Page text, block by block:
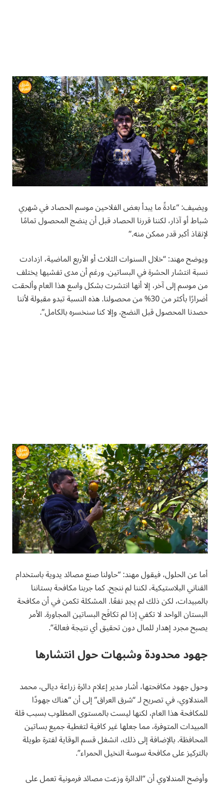
ويضيف: “عادةً ما يبدأ بعض الفلاحين موسم الحصاد في شهري
شباط أو آذار، لكننا قررنا الحصاد قبل أن ينضج المحصول تمامًا
لإنقاذ أكبر قدر ممكن منه.”
ويوضح مهند: “خلال السنوات الثلاث أو الأربع الماضية، ازدادت
نسبة انتشار الحشرة في البساتين. ورغم أن مدى تفشيها يختلف
من موسم إلى آخر، إلا أنها انتشرت بشكل واسع هذا العام وألحقت
أضرارًا بأكثر من 30% من محصولنا. هذه النسبة تبدو مقبولة لأننا
حصدنا المحصول قبل النضج، وإلا كنا سنخسره بالكامل”.
أما عن الحلول، فيقول مهند: “حاولنا صنع مصائد يدوية باستخدام
القناني البلاستيكية، لكننا لم ننجح. كما جربنا مكافحة بستاننا
بالمبيدات، لكن ذلك لم يجدِ نفعًا. المشكلة تكمن في أن مكافحة
البستان الواحد لا تكفي إذا لم تكافَح البساتين المجاورة. الأمر
يصبح مجرد إهدار للمال دون تحقيق أي نتيجة فعالة”.
جهود محدودة وشبهات حول انتشارها
وحول جهود مكافحتها، أشار مدير إعلام دائرة زراعة ديالى، محمد
المندلاوي، في تصريح لـ “شرق العراق” إلى أن “هناك جهودًا
للمكافحة هذا العام، لكنها ليست بالمستوى المطلوب بسبب قلة
المبيدات المتوفرة، مما جعلها غير كافية لتغطية جميع بساتين
المحافظة. بالإضافة إلى ذلك، انشغل قسم الوقاية لفترة طويلة
بالتركيز على مكافحة سوسة النخيل الحمراء”.
وأوضح المندلاوي أن “الدائرة وزعت مصائد فرمونية تعمل على